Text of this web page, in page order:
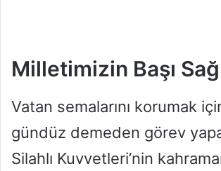
Milletimizin Başı
Vatan semalarını korumak
gündüz demeden görev
Silahlı Kuvvetleri’nin